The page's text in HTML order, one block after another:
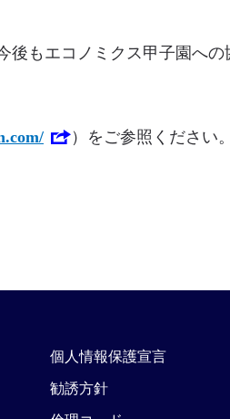
もエコノミクス甲子園への
）をご参照ください。
個人情報保護宣言
勧誘方針